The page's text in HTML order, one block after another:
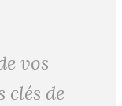
vos
clés de